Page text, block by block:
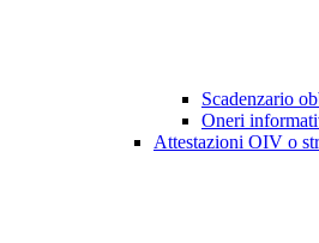
Scadenzario
Oneri
Attestazioni OIV o